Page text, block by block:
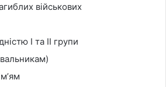
військових
І та ІІ групи